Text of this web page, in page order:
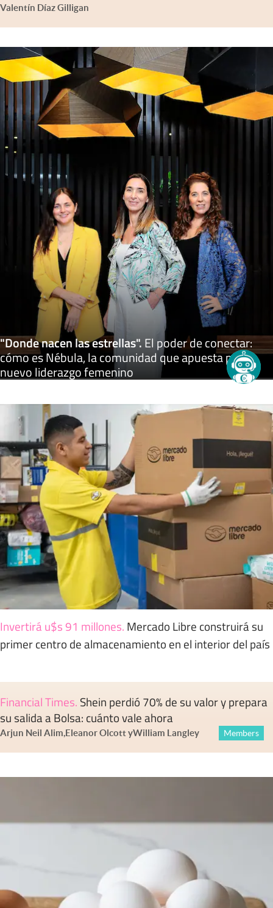
Valentín Díaz Gilligan
"Donde nacen las estrellas".El poder de conectar:
cómo es Nébula, la comunidad que apuesta por el
nuevo liderazgo femenino
Invertirá u$s 91 millones. Mercado Libre construirá su
primer centro de almacenamiento en el interior del país
Financial Times. Shein perdió 70% de su valor y prepara
su salida a Bolsa: cuánto vale ahora
Arjun Neil Alim,Eleanor OlcottyWilliam Langley Members